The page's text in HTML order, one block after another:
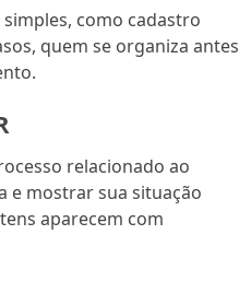
como cadastro
quem se organiza antes
relacionado ao
e mostrar sua situação
aparecem com